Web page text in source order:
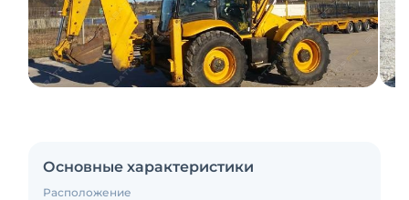
Основные характеристики
Расположение